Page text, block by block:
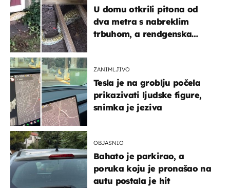
U domu otkrili pitona od
dva metra s nabreklim
trbuhom, a rendgenska
ZANIMLJIVO
Tesla je na groblju počela
prikazivati ljudske figure,
snimka je jeziva
OBJASNIO
Bahato je parkirao, a
poruka koju je pronašao na
autu postala je hit